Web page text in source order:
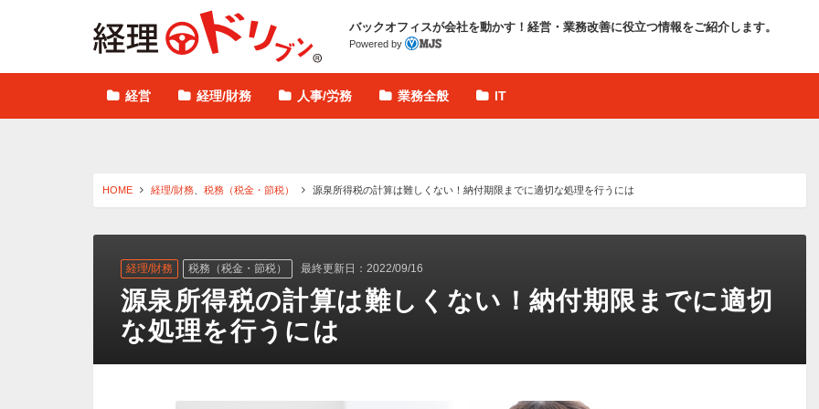
バックオフィスが会社を動かす！ 経営・業務改善に役立つ情報をご紹介します。
Powered by
経営 経理/財務 人事/労務 業務全般 IT
HOME 経理/財務 税務（税金・節税） 源泉所得税の計算は難しくない！納付期限までに適切な処理を行うには
経理/財務 税務（税金・節税） 最終更新日：2022/09/16
源泉所得税の計算は難しくない！納付期限までに適切
な処理を行うには